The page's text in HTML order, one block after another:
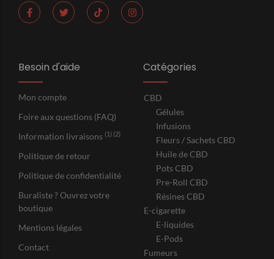
Besoin d'aide
Mon compte
Foire aux questions (FAQ)
Information livraisons (1) (2)
Politique de retour
Politique de confidentialité
Buraliste ? Ouvrez votre
boutique
Mentions légales
Contact
Catégories
CBD
Gélules
Infusions
Fleurs / Sachets CBD
Huile de CBD
Pots CBD
Pre-Roll CBD
Résines CBD
E-cigarette
E-liquides
E-Pods
Fumeurs